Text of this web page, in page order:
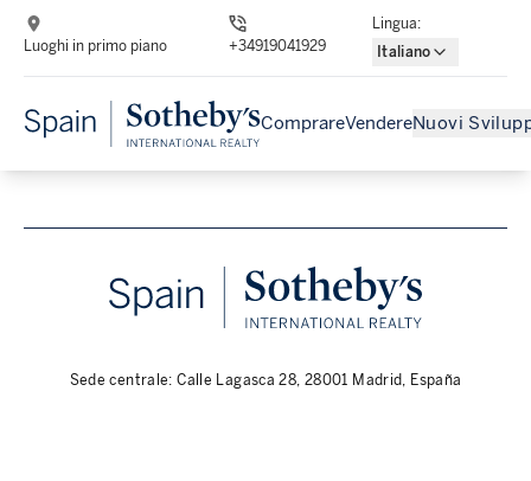
Luoghi in primo piano +34919041929
Lingua:
Italiano
ComprareVendereNuovi
Sede centrale: Calle Lagasca 28, 28001 Madrid, España